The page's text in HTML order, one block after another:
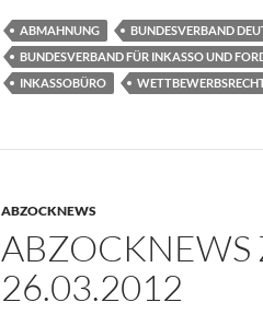
ABMAHNUNG
BUNDESVERBAND
BUNDESVERBAND FÜR INKASSO UND
INKASSOBÜRO
ABZOCKNEWS
ABZOCKNEWS
26.03.2012